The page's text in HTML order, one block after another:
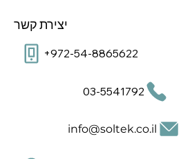
יצירת קשר
+972-54-8865622
03-5541792
info@soltek.co.il